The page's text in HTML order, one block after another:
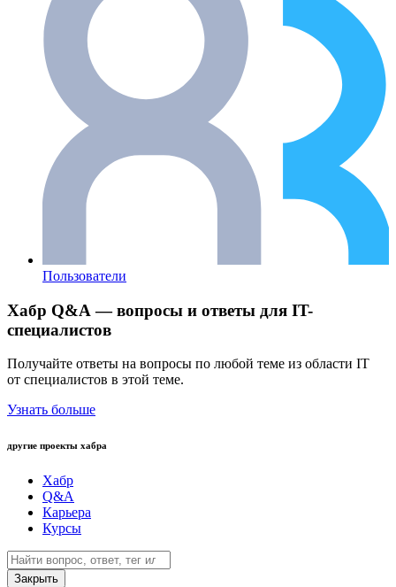
Пользователи
Хабр Q&A — вопросы и ответы для IT-
специалистов
Получайте ответы на вопросы по любой теме из области IT
от специалистов в этой теме.
Узнать больше
другие проекты хабра
Хабр
Q&A
Карьера
Курсы
Закрыть